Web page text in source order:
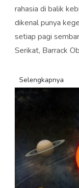
rahasia di balik
dikenal punya
setiap pagi
Serikat, Barrack
Selengkapnya